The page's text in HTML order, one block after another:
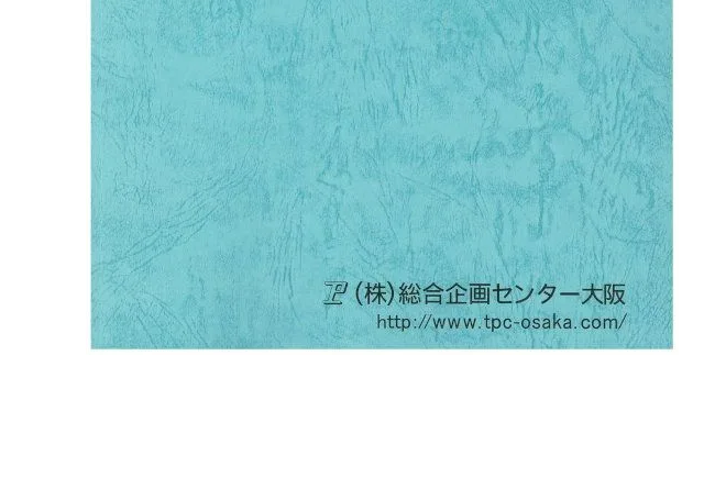
その他
調査の種類から探す
市場調査 消費者調査 患者・ドクター調査
戦略調査 素材・原料・R&D調査 海外・グローバル調査